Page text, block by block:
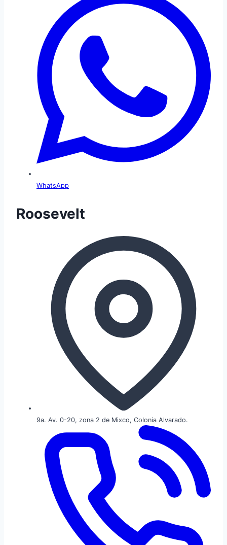
WhatsApp
Roosevelt
9a. Av. 0-20, zona 2 de Mixco, Colonia Alvarado.